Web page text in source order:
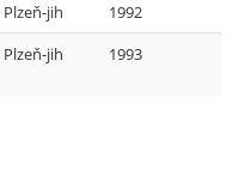
Plzeň-jih
1992
Plzeň-jih 1993